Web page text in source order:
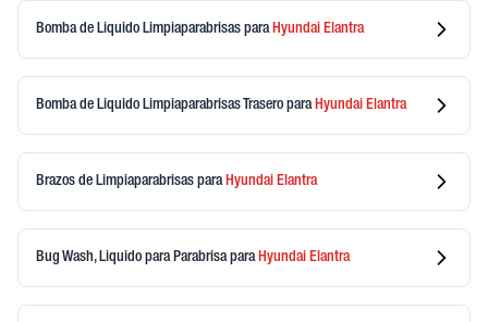
Bomba de Liquido Limpiaparabrisas para Hyundai Elantra
Bomba de Liquido Limpiaparabrisas Trasero para Hyundai Elantra
Brazos de Limpiaparabrisas para Hyundai Elantra
Bug Wash, Liquido para Parabrisapara Hyundai Elantra